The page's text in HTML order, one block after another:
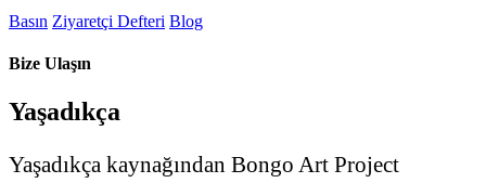
Basın Ziyaretçi Defteri Blog
Bize Ulaşın
Yaşadıkça
Yaşadıkça kaynağından Bongo Art Project